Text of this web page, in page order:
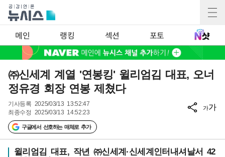
메인 랭킹 섹션 포토
㈜신세계 계열 '연봉킹' 윌리엄김 대표, 오너
정유경 회장 연봉 제쳤다
기사등록 2025/03/13 13:52:47
최종수정 2025/03/13 14:52:23
구글에서 선호하는 매체로 추가
가가
윌리엄김 대표, 작년 ㈜신세계·신세계인터내셔날서 42